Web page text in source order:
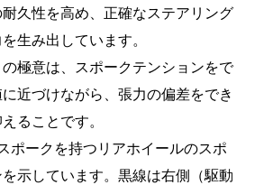
久性を高め、正確なステアリング
生み出しています。
極意は、スポークテンションをで
近づけながら、張力の偏差をでき
ることです。
ポークを持つリアホイールのスポ
示しています。黒線は右側（駆動